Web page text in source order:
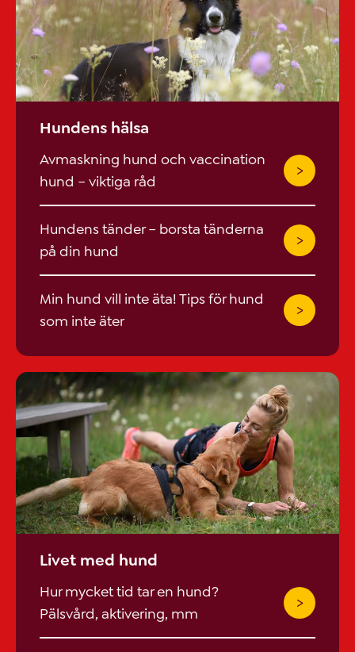
Hundens hälsa
Avmaskning hund och vaccination
hund – viktiga råd
Hundens tänder – borsta tänderna
på din hund
Min hund vill inte äta! Tips för hund
som inte äter
Livet med hund
Hur mycket tid tar en hund?
Pälsvård, aktivering, mm